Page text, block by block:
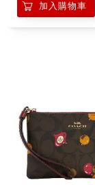
加入購物車